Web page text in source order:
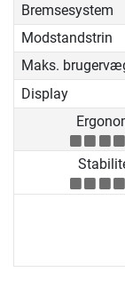
Bremsesystem
Modstandstrin
Maks.
Display